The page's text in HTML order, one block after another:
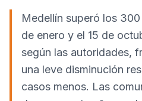
Medellín superó los
de enero y el 15 de
según las autoridades,
una leve disminución
casos menos. Las